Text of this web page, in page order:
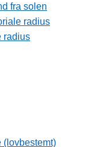
fra solen
radius
radius
(lovbestemt)